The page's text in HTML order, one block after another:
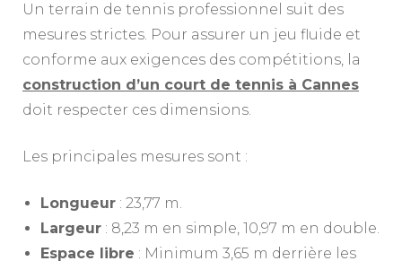
Un terrain de tennis professionnel suit des
mesures strictes. Pour assurer un jeu fluide et
conforme aux exigences des compétitions, la
construction d’un court de tennis à Cannes
doit respecter ces dimensions.
Les principales mesures sont :
Longueur : 23,77 m.
Largeur : 8,23 m en simple, 10,97 m en double.
Espace libre : Minimum 3,65 m derrière les